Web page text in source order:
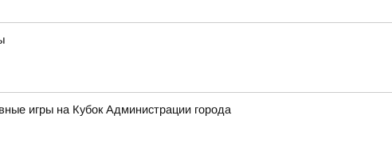
игры на Кубок Администрации города